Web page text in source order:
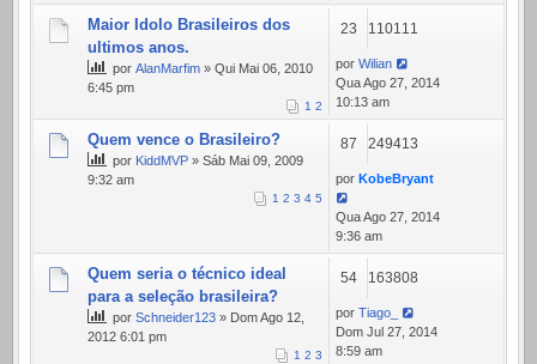
Maior Idolo Brasileiros dos
ultimos anos.
por AlanMarfim » Qui Mai 06, 2010
6:45 pm
1 2
23 110111
por Wilian
Qua Ago 27, 2014
10:13 am
Quem vence o Brasileiro?
por KiddMVP » Sáb Mai 09, 2009
9:32 am
1 2 3 4 5
87 249413
por KobeBryant
Qua Ago 27, 2014
9:36 am
Quem seria o técnico ideal
para a seleção brasileira?
por Schneider123 » Dom Ago 12,
2012 6:01 pm
1 2 3
54 163808
por Tiago_
Dom Jul 27, 2014
8:59 am